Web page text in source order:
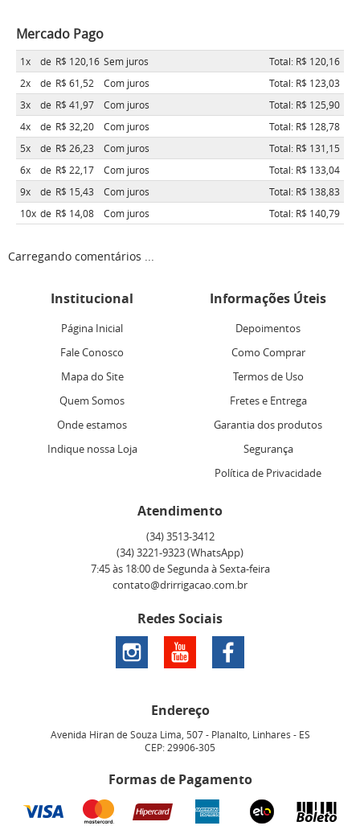
Mercado Pago
1x de R$ 120,16 Sem juros
Total: R$ 120,16
2x
de R$ 61,52 Com juros
Total: R$ 123,03
3x
de R$ 41,97 Com juros
Total: R$ 125,90
4x
de R$ 32,20 Com juros
Total: R$ 128,78
5x
de R$ 26,23 Com juros
Total: R$ 131,15
6x
de R$ 22,17 Com juros
Total: R$ 133,04
9x
de R$ 15,43 Com juros
Total: R$ 138,83
10x de R$ 14,08 Com juros Total: R$ 140,79
Carregando comentários ...
Institucional
Página Inicial
Fale Conosco
Mapa do Site
Quem Somos
Onde estamos
Indique nossa Loja
Informações Úteis
Depoimentos
Como Comprar
Termos de Uso
Fretes e Entrega
Garantia dos produtos
Segurança
Política de Privacidade
Atendimento
(34)3513-3412
(34)3221-9323(WhatsApp)
7:45 às 18:00 de Segunda à Sexta-feira
contato@drirrigacao.com.br
Redes Sociais
Endereço
Avenida Hiran de Souza Lima, 507- Planalto, Linhares - ES
CEP: 29906-305
Formas de Pagamento